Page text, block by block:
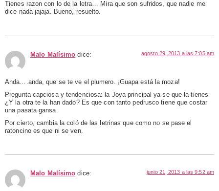
Tienes razon con lo de la letra… Mira que son sufridos, que nadie me
dice nada jajaja. Bueno, resuelto.
Malo Malísimo dice: agosto 29, 2013 a las 7:05 am
Anda….anda, que se te ve el plumero. ¡Guapa está la moza!
Pregunta capciosa y tendenciosa: la Joya principal ya se que la tienes
¿Y la otra te la han dado? Es que con tanto pedrusco tiene que costar
una pasata gansa.
Por cierto, cambia la coló de las letrinas que como no se pase el
ratoncino es que ni se ven.
Malo Malísimo dice: junio 21, 2013 a las 9:52 am